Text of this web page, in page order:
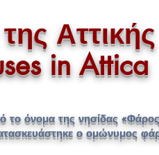
Αττικής
Attica
το όνομα της νησίδας
ο ομώνυμος